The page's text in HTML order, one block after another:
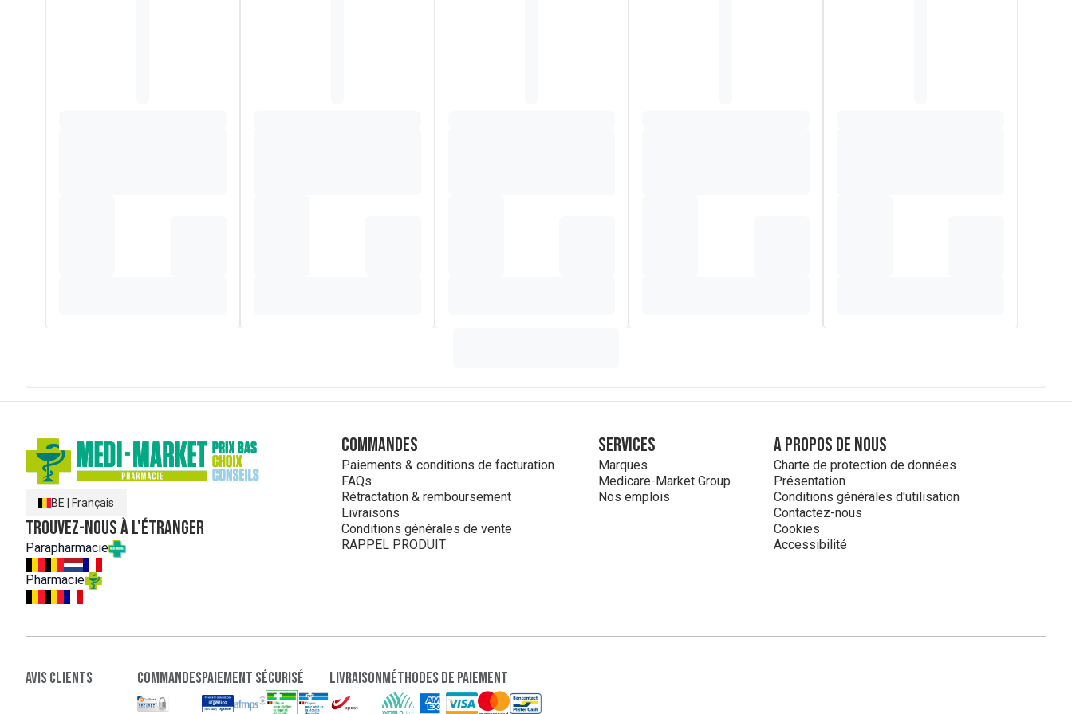
BE Français
Trouvez-nous à l'étranger
Parapharmacie
Pharmacie
Commandes
Paiements & conditions de facturation
FAQs
Rétractation & remboursement
Livraisons
Conditions générales de vente
RAPPEL PRODUIT
Services
Marques
Medicare-Market Group
Nos emplois
A propos de nous
Charte de protection de données
Présentation
Conditions générales d'utilisation
Contactez-nous
Cookies
Accessibilité
Avis clients Commandespaiement sécurisé LivraisonMéthodes de paiement